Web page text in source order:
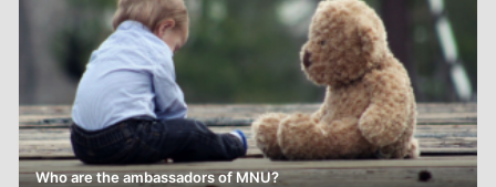
Who are the ambassadors of MNU?